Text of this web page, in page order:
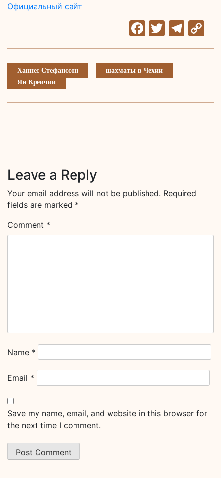
Официальный сайт
Facebook
Twitter
Ханнес Стефанссон
шахматы в Чехии
Ян Крейчий
Leave a Reply
Your email address will not be published. Required
fields are marked *
Comment *
Name *
Email *
Save my name, email, and website in this browser for
the next time I comment.